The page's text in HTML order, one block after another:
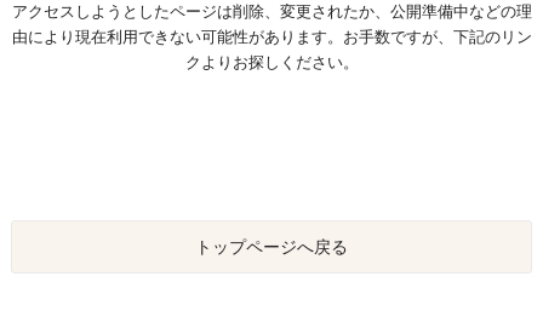
アクセスしようとしたページは削除、変更されたか、公開準備中などの理
由により現在利用できない可能性があります。お手数ですが、下記のリン
クよりお探しください。
トップページへ戻る